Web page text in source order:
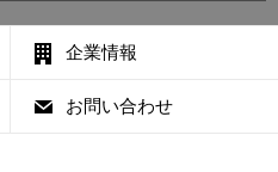
企業情報
お問い合わせ